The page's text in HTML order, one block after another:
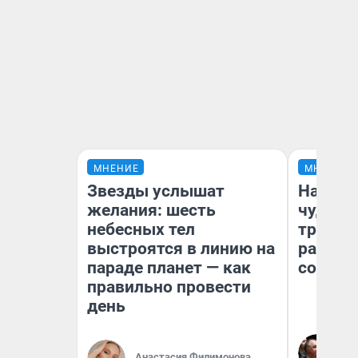
МНЕНИЕ
Звезды услышат
желания: шесть
небесных тел
выстроятся в линию на
параде планет — как
правильно провести
день
МНЕНИЕ
чудом